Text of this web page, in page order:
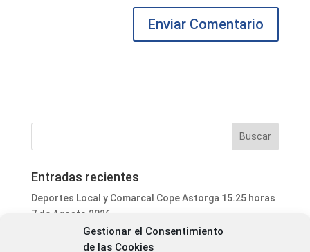
Gestionar el Consentimiento
de las Cookies
Entradas recientes
Deportes Local y Comarcal Cope Astorga 15.25 horas
7 de Agosto 2026
Informativo Mediodía Cope Astorga 14.20 horas 7 de